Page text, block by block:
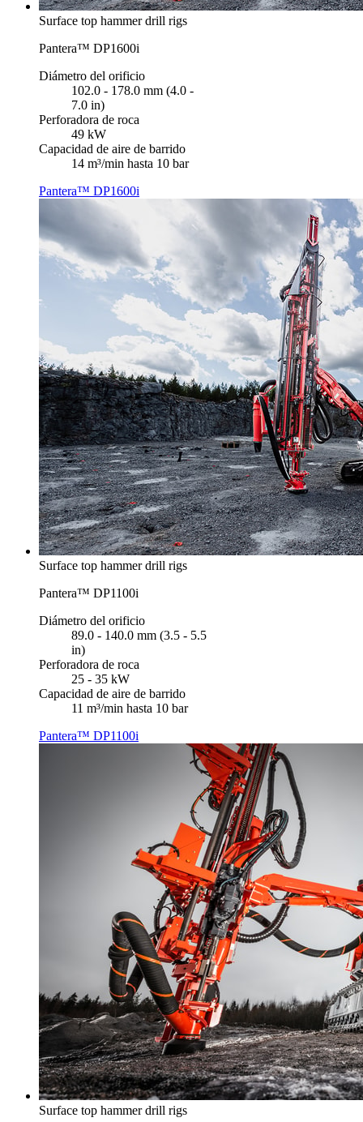
Surface top hammer drill rigs
Pantera™ DP1600i
Diámetro del orificio
102.0 - 178.0 mm (4.0 -
7.0 in)
Perforadora de roca
49 kW
Capacidad de aire de barrido
14 m³/min hasta 10 bar
Pantera™ DP1600i
Surface top hammer drill rigs
Pantera™ DP1100i
Diámetro del orificio
89.0 - 140.0 mm (3.5 - 5.5
in)
Perforadora de roca
25 - 35 kW
Capacidad de aire de barrido
11 m³/min hasta 10 bar
Pantera™ DP1100i
Surface top hammer drill rigs